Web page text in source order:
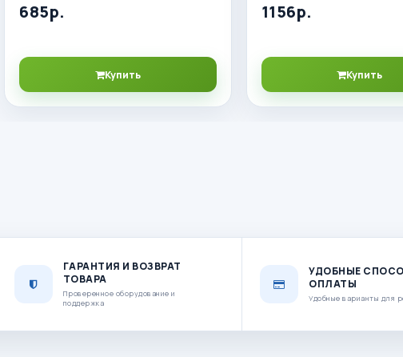
685р.
Купить
1156р.
Купить
ГАРАНТИЯ И ВОЗВРАТ
ТОВАРА
Проверенное оборудование и
поддержка
УДОБНЫЕ
ОПЛАТЫ
Удобные варианты для